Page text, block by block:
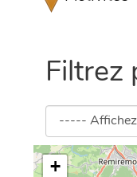
Filtrez
+